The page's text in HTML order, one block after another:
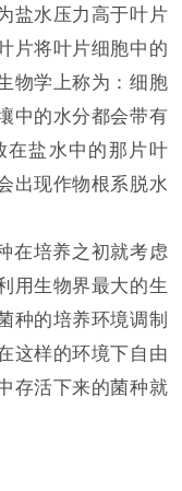
盐水压力高于叶片
片将叶片细胞中的
物学上称为：细胞
中的水分都会带有
在盐水中的那片叶
出现作物根系脱水
在培养之初就考虑
用生物界最大的生
种的培养环境调制
这样的环境下自由
存活下来的菌种就